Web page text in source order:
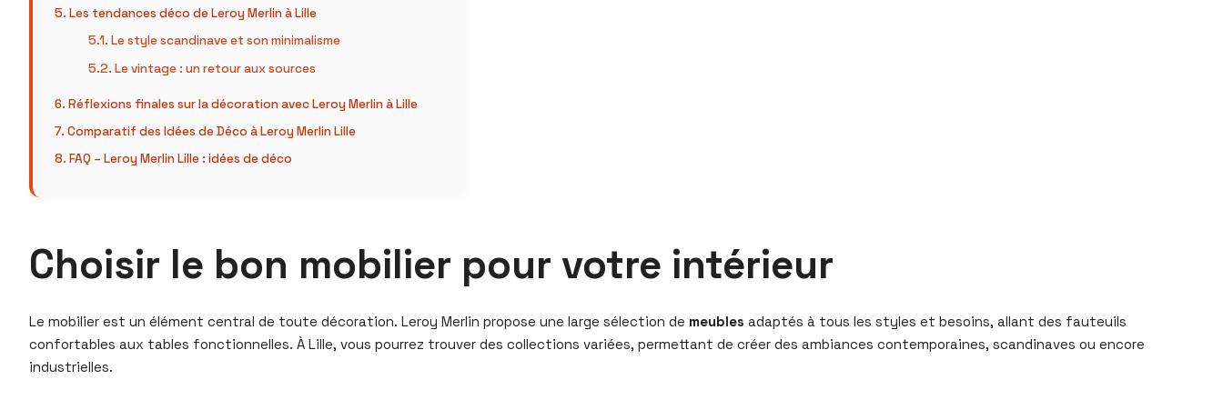
Les tendances déco de Leroy Merlin à Lille
Le style scandinave et son minimalisme
Le vintage : un retour aux sources
Réflexions finales sur la décoration avec Leroy Merlin à Lille
Comparatif des Idées de Déco à Leroy Merlin Lille
FAQ – Leroy Merlin Lille : idées de déco
Choisir le bon mobilier pour votre intérieur
Le mobilier est un élément central de toute décoration. Leroy Merlin propose une large sélection de meubles adaptés à tous les styles et besoins, allant des fauteuils
confortables aux tables fonctionnelles. À Lille, vous pourrez trouver des collections variées, permettant de créer des ambiances contemporaines, scandinaves ou encore
industrielles.